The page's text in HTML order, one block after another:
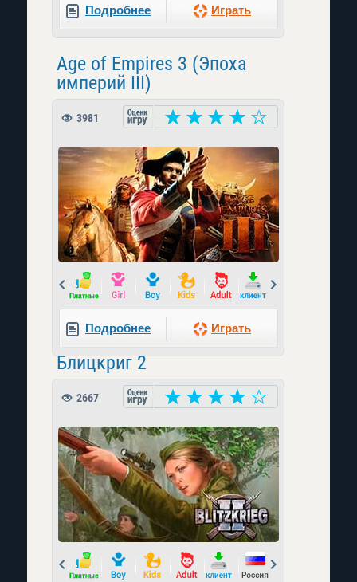
Подробнее Играть
Age of Empires 3 (Эпоха
империй III)
3981
Prev
Подробнее Играть
Блицкриг 2
2667
Prev